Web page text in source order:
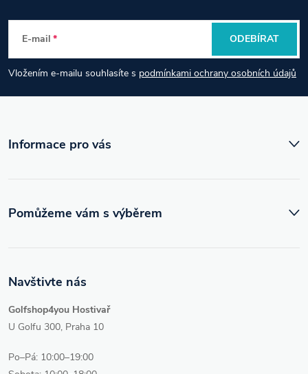
p
a
t
E-mail
Vložením e-mailu souhlasíte s podmínkami ochrany osobních údajů
ODEBÍRAT
Informace pro vás
Navštivte nás
Golfshop4you Hostivař
U Golfu 300, Praha 10
Po–Pá: 10:00–19:00
Pomůžeme vám s výběrem